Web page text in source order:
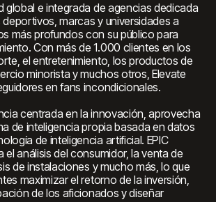
global e integrada de agencias dedicada
marcas y universidades a
más profundos con su público para
Con más de 1.000 clientes en los
el entretenimiento, los productos de
minorista y muchos otros, Elevate
en fans incondicionales.
centrada en la innovación, aprovecha
de inteligencia propia basada en datos
de inteligencia artificial. EPIC
el análisis del consumidor, la venta de
de instalaciones y mucho más, lo que
maximizar el retorno de la inversión,
de los aficionados y diseñar